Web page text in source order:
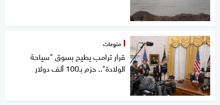
منوعات
قرار ترامب يطيح بسوق "سياحة
الولادة".. حزم بـ100 ألف دولار